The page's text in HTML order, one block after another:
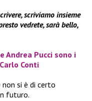
scriviamo insieme
vedrete, sarà bello,
Andrea Pucci sono i
Conti
non si è di certo
futuro.